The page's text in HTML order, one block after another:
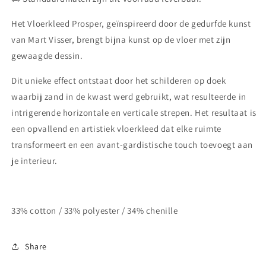
Het Vloerkleed Prosper, geïnspireerd door de gedurfde kunst
van Mart Visser, brengt bijna kunst op de vloer met zijn
gewaagde dessin.
Dit unieke effect ontstaat door het schilderen op doek
waarbij zand in de kwast werd gebruikt, wat resulteerde in
intrigerende horizontale en verticale strepen. Het resultaat is
een opvallend en artistiek vloerkleed dat elke ruimte
transformeert en een avant-gardistische touch toevoegt aan
je interieur.
33% cotton / 33% polyester / 34% chenille
Share